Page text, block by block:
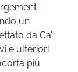
un
da Ca’
e ulteriori
più